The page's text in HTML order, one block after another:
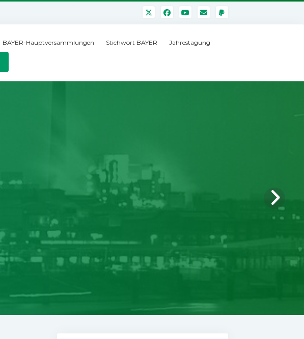
BAYER-Hauptversammlungen Stichwort BAYER Jahrestagung